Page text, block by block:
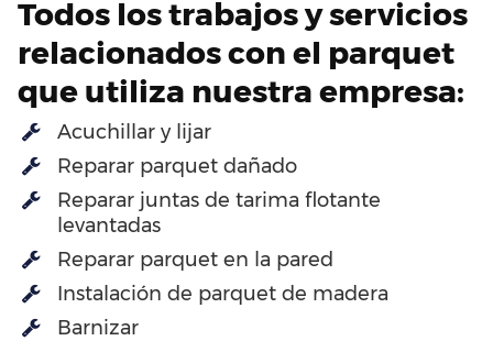
Todos los trabajos y servicios
relacionados con el parquet
que utiliza nuestra empresa:
Acuchillar y lijar
Reparar parquet dañado
Reparar juntas de tarima flotante
levantadas
Reparar parquet en la pared
Instalación de parquet de madera
Barnizar